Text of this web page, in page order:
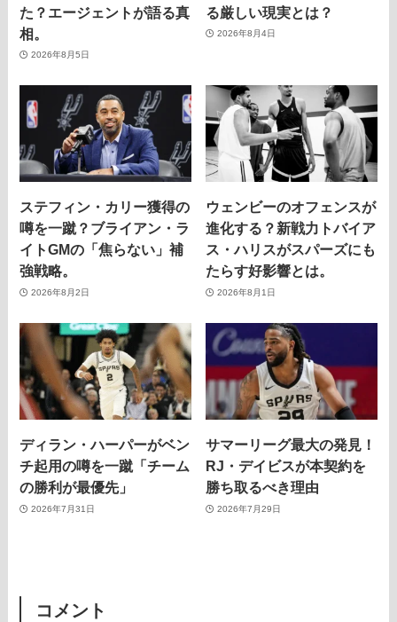
た？エージェントが語る真
相。
2026年8月5日
る厳しい現実とは？
2026年8月4日
ステフィン・カリー獲得の
噂を一蹴？ブライアン・ラ
イトGMの「焦らない」補
強戦略。
2026年8月2日
ウェンビーのオフェンスが
進化する？新戦力トバイア
ス・ハリスがスパーズにも
たらす好影響とは。
2026年8月1日
ディラン・ハーパーがベン
チ起用の噂を一蹴「チーム
の勝利が最優先」
2026年7月31日
サマーリーグ最大の発見！
RJ・デイビスが本契約を
勝ち取るべき理由
2026年7月29日
コメント